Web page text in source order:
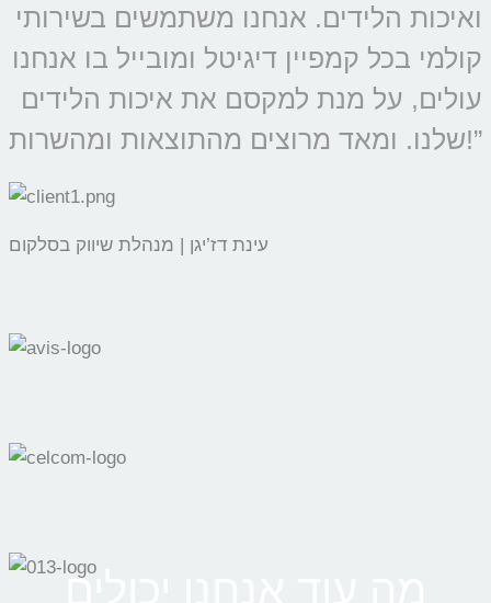
ואיכות הלידים. אנחנו משתמשים בשירותי
קולמי בכל קמפיין דיגיטל ומובייל בו אנחנו
עולים, על מנת למקסם את איכות הלידים
שלנו. ומאד מרוצים מהתוצאות ומהשרות!”
עינת דז’יגן | מנהלת שיווק בסלקום
מה עוד אנחנו יכולים